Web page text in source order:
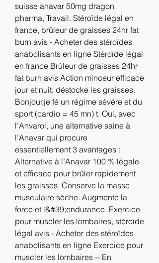
suisse anavar 50mg dragon
pharma, Travail. Stéroïde légal en
france, brûleur de graisses 24hr fat
burn avis - Acheter des stéroïdes
anabolisants en ligne Stéroïde légal
en france Brûleur de graisses 24hr
fat burn avis Action minceur efficace
jour et nuit; déstocke les graisses.
Bonjour,je fé un régime sévére et du
sport (cardio = 45 mn) t. Oui, avec
l’Anvarol, une alternative saine à
l’Anavar qui procure
essentiellement 3 avantages :
Alternative à l’Anavar 100 % légale
et efficace pour brûler rapidement
les graisses. Conserve la masse
musculaire sèche. Augmente la
force et l&#39;endurance. Exercice
pour muscler les lombaires, stéroïde
légal avis - Acheter des stéroïdes
anabolisants en ligne Exercice pour
muscler les lombaires -- En